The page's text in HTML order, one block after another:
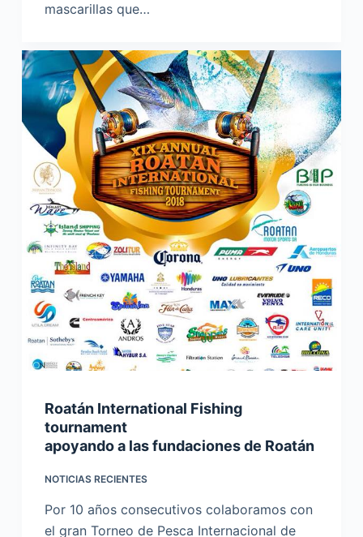
mascarillas que…
Roatán International Fishing
tournament
apoyando a las fundaciones de Roatán
NOTICIAS RECIENTES
Por 10 años consecutivos colaboramos con
el gran Torneo de Pesca Internacional de